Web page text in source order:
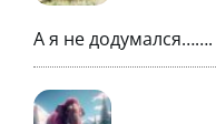
А я не додумался…….